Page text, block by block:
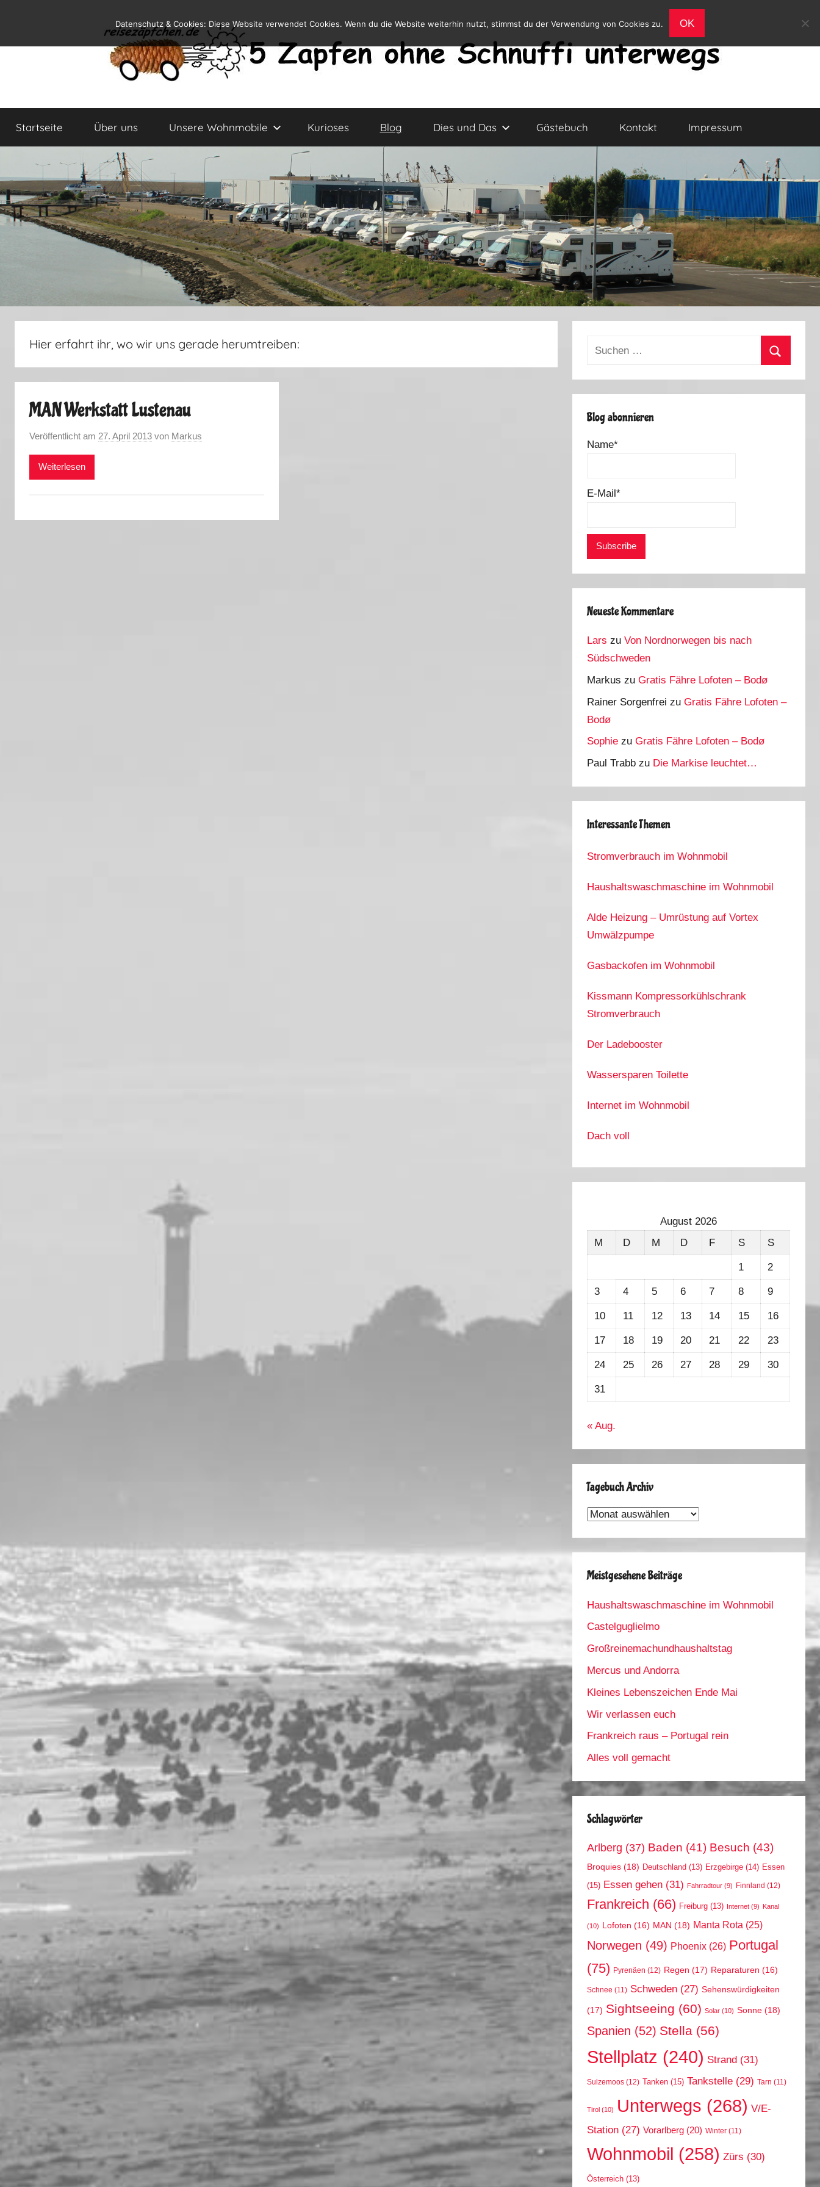
springen
Reiseblog
und
Leben
Wohnmobil
Startseite Über uns Unsere Wohnmobile Kurioses Blog Dies und Das Gästebuch Kontakt Impressum
Hier erfahrt ihr, wo wir uns gerade herumtreiben:
MAN Werkstatt Lustenau
Veröffentlicht am 27. April 2013 von Markus
Weiterlesen
Suchen
Blog abonnieren
Name*
E-Mail*
Neueste Kommentare
Lars zuVon Nordnorwegen bis nach
Südschweden
Markus zuGratis Fähre Lofoten – Bodø
Rainer Sorgenfrei zuGratis Fähre Lofoten –
Bodø
Sophie zuGratis Fähre Lofoten – Bodø
Paul Trabb zu Die Markise leuchtet…
Interessante Themen
Stromverbrauch im Wohnmobil
Haushaltswaschmaschine im Wohnmobil
Alde Heizung – Umrüstung auf Vortex
Umwälzpumpe
Gasbackofen im Wohnmobil
Kissmann Kompressorkühlschrank
Stromverbrauch
Der Ladebooster
Wassersparen Toilette
Internet im Wohnmobil
Dach voll
August 2026
M
D M D F S S
1 2
3 4 5 6 7 8 9
10 11 12 13 14 15 16
17 18 19 20 21 22 23
24 25 26 27 28 29 30
31
« Aug.
Tagebuch Archiv
Tagebuch
Meistgesehene Beiträge
Haushaltswaschmaschine im Wohnmobil
Castelguglielmo
Großreinemachundhaushaltstag
Mercus und Andorra
Kleines Lebenszeichen Ende Mai
Wir verlassen euch
Frankreich raus – Portugal rein
Alles voll gemacht
Schlagwörter
Arlberg (37) Baden (41) Besuch (43)
Broquies (18) Deutschland (13) Erzgebirge (14) Essen
(15) Essen gehen (31) Fahrradtour (9) Finnland (12)
Frankreich (66) Freiburg (13) Internet (9) Kanal
(10) Lofoten (16) MAN (18) Manta Rota (25)
Norwegen (49) Phoenix (26) Portugal
(75) Pyrenäen (12) Regen (17) Reparaturen (16)
Schnee (11) Schweden (27) Sehenswürdigkeiten
(17) Sightseeing (60) Solar (10) Sonne (18)
Spanien (52) Stella (56)
Stellplatz (240) Strand (31)
Sulzemoos (12) Tanken (15) Tankstelle (29) Tarn (11)
Tirol (10) Unterwegs (268) V/E-
Station (27) Vorarlberg (20) Winter (11)
Wohnmobil (258) Zürs (30)
Österreich (13)
Datenschutz & Cookies: Diese Website verwendet Cookies. Wenn du die Website weiterhin nutzt, stimmst du der Verwendung von Cookies zu. OK